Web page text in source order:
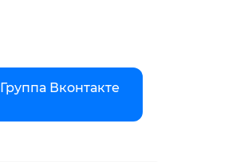
Группа Вконтакте